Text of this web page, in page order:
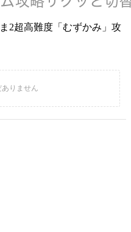
2超高難度「むずかみ」攻